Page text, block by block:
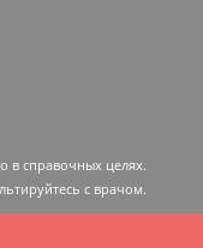
в справочных целях.
c врачом.